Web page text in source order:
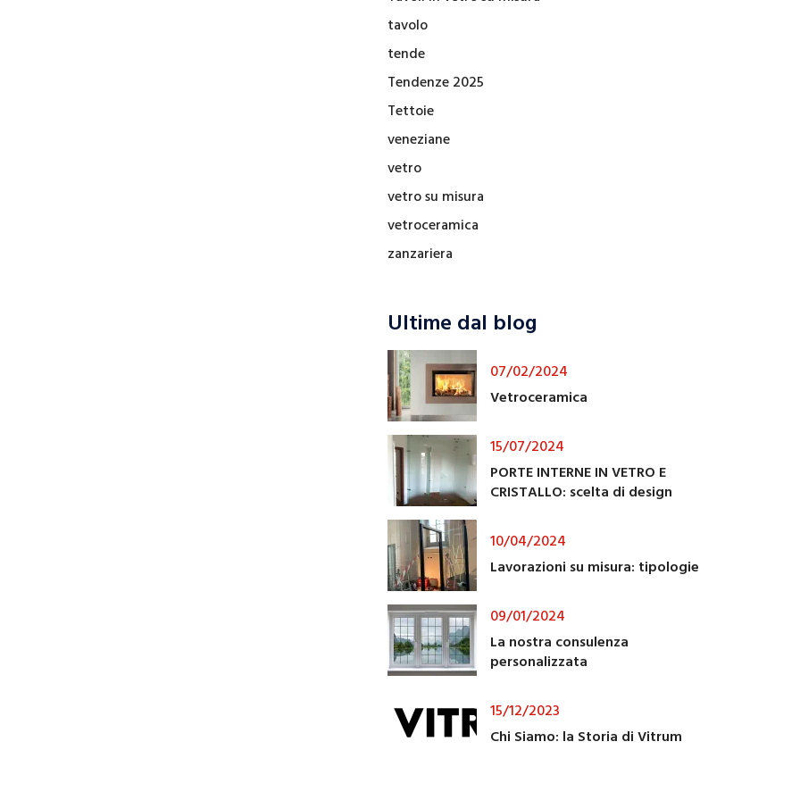
tavolo
tende
Tendenze 2025
Tettoie
veneziane
vetro
vetro su misura
vetroceramica
zanzariera
Ultime dal blog
07/02/2024
Vetroceramica
15/07/2024
PORTE INTERNE IN VETRO E
CRISTALLO: scelta di design
10/04/2024
Lavorazioni su misura: tipologie
09/01/2024
La nostra consulenza
personalizzata
15/12/2023
Chi Siamo: la Storia di Vitrum